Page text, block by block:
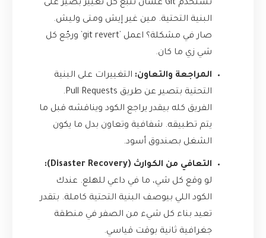
تستخدم Git عشان تتبع كل تغيير بصير على
البنية التحتية. مين غير إيش ومتى وليش.
صار في مشكلة؟ اعمل `git revert` ورجّع كل
شي زي ما كان.
المراجعة والتعاون: التغييرات على البنية
التحتية بتصير عن طريق Pull Requests.
الفريق كله بيقدر يراجع الكود ويناقشه قبل ما
يتم تطبيقه. شفافية وتعاون بدل ما يكون
الشغل بصندوق أسود.
التعافي من الكوارث (Disaster Recovery):
لو وقع كل شي، ما في داعي للهلع. عندك
الكود اللي بيوصف البنية التحتية كاملة. بتقدر
تعيد بناء كل شيء من الصفر في منطقة
جغرافية ثانية بوقت قياسي.